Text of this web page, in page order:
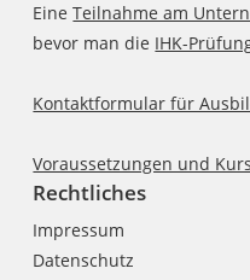
EineTeilnahme am
bevor man die IHK-
Kontaktformular für
Voraussetzungen und
Rechtliches
Impressum
Datenschutz